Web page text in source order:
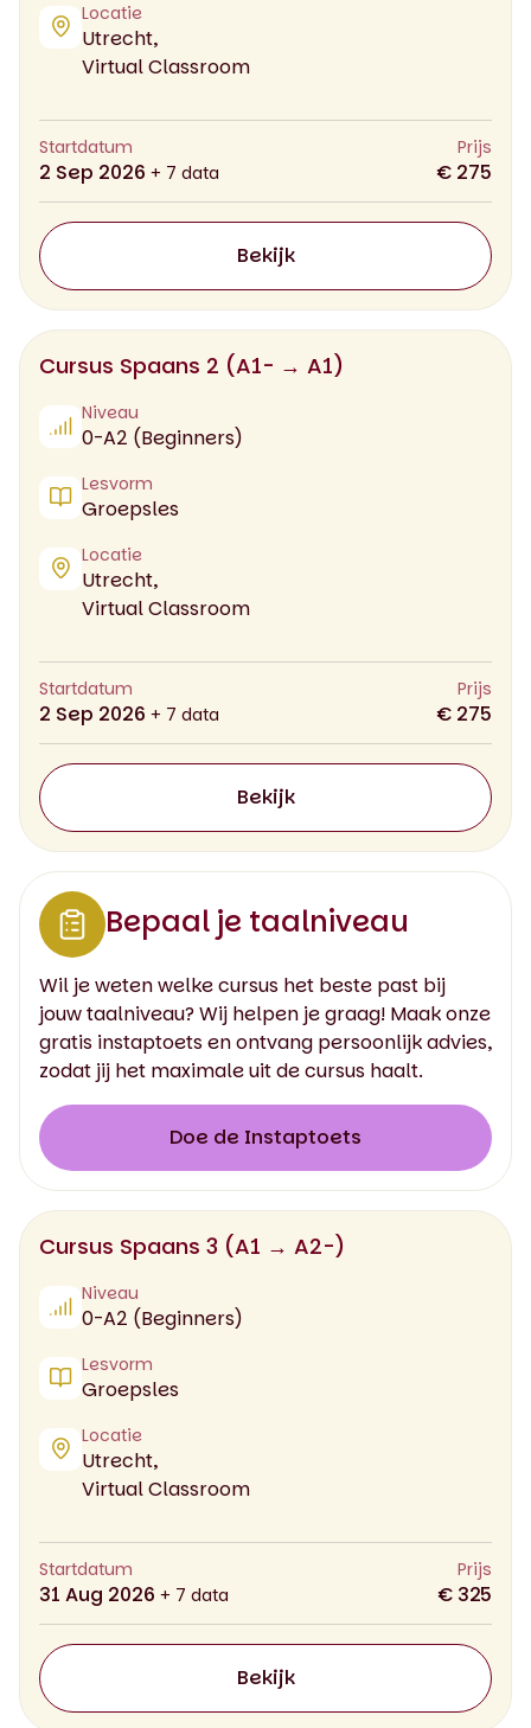
Locatie
Utrecht,
Virtual Classroom
Startdatum
2 Sep 2026 + 7 data
Prijs
€ 275
Bekijk
Cursus Spaans 2 (A1- → A1)
Niveau
0-A2 (Beginners)
Lesvorm
Groepsles
Locatie
Utrecht,
Virtual Classroom
Startdatum
2 Sep 2026 + 7 data
Prijs
€ 275
Bekijk
Cursus Spaans 3 (A1 → A2-)
Niveau
0-A2 (Beginners)
Lesvorm
Groepsles
Locatie
Utrecht,
Virtual Classroom
Startdatum
31 Aug 2026 + 7 data
Prijs
€ 325
Bekijk
Bepaal je taalniveau
Wil je weten welke cursus het beste past bij
jouw taalniveau? Wij helpen je graag! Maak onze
gratis instaptoets en ontvang persoonlijk advies,
zodat jij het maximale uit de cursus haalt.
Doe de Instaptoets